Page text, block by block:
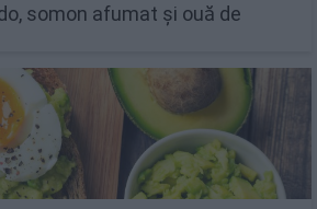
somon afumat și ouă de